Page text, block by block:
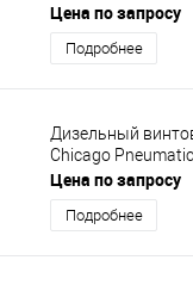
Цена по запросу
Подробнее
Дизельный
Chicago
Цена по запросу
Подробнее